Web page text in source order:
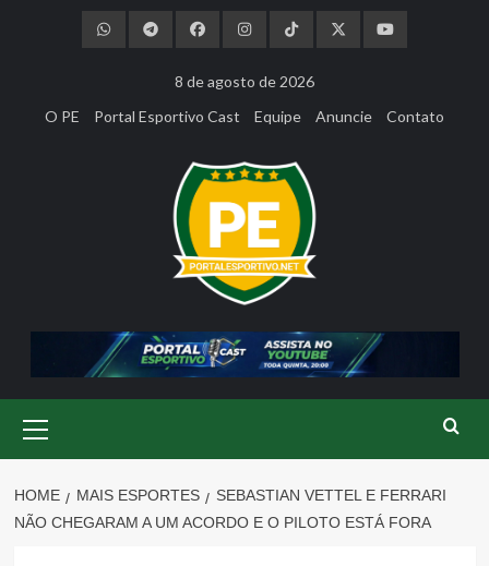
8 de agosto de 2026
O PE
Portal Esportivo Cast Equipe Anuncie Contato
Menu
HOME MAIS ESPORTES
SEBASTIAN VETTEL E FERRARI
NÃO CHEGARAM A UM ACORDO E O PILOTO ESTÁ FORA